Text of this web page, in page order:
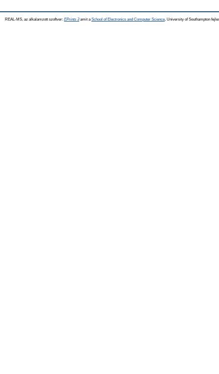
REAL-MS, az alkalamzott szoftver: EPrints 3amit a School of Electronics and Computer Science , University of Southampton